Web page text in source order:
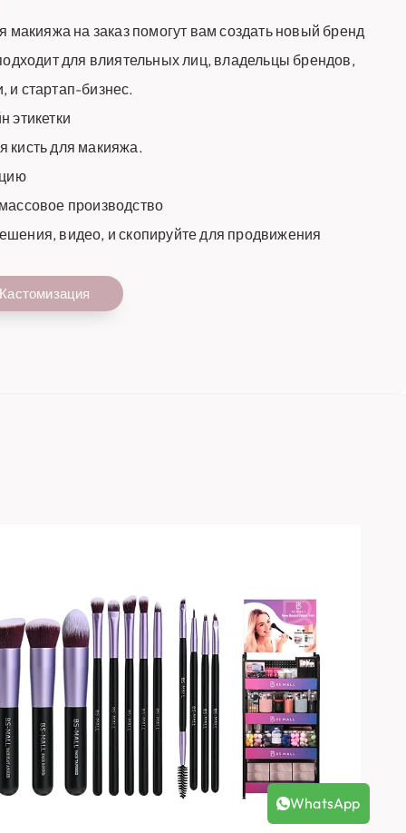
макияжа на заказ помогут вам создать новый бренд
для влиятельных лиц, владельцы брендов,
и стартап-бизнес.
этикетки
кисть для макияжа.
производство
видео, и скопируйте для продвижения
Кастомизация
WhatsApp